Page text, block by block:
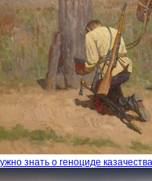
знать о геноциде